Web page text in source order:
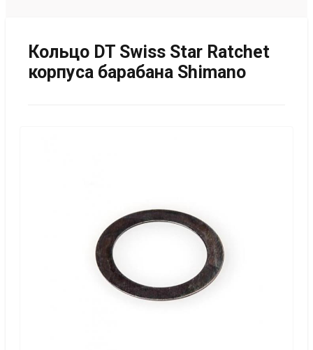
Кольцо DT Swiss Star Ratchet
корпуса барабана Shimano